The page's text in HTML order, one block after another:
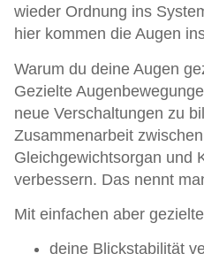
wieder Ordnung ins
hier kommen die Augen
Warum du deine Augen
Gezielte
neue Verschaltungen zu
Zusammenarbeit
Gleichgewichtsorgan und
verbessern. Das nennt
Mit einfachen aber
deine Blickstabilität